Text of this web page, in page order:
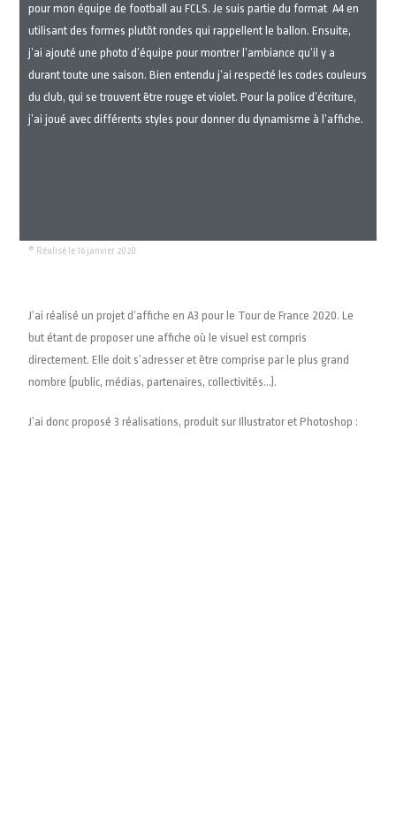
pour mon équipe de football au FCLS. Je suis partie du format A4 en
utilisant des formes plutôt rondes qui rappellent le ballon. Ensuite,
j’ai ajouté une photo d’équipe pour montrer l’ambiance qu’il y a
durant toute une saison. Bien entendu j’ai respecté les codes couleurs
du club, qui se trouvent être rouge et violet. Pour la police d’écriture,
j’ai joué avec différents styles pour donner du dynamisme à l’affiche.
® Réalisé le 16 janvier 2020
J’ai réalisé un projet d’affiche en A3 pour le Tour de France 2020. Le
but étant de proposer une affiche où le visuel est compris
directement. Elle doit s’adresser et être comprise par le plus grand
nombre (public, médias, partenaires, collectivités…).
J’ai donc proposé 3 réalisations, produit sur Illustrator et Photoshop :